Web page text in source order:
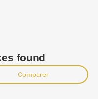
found
Comparer